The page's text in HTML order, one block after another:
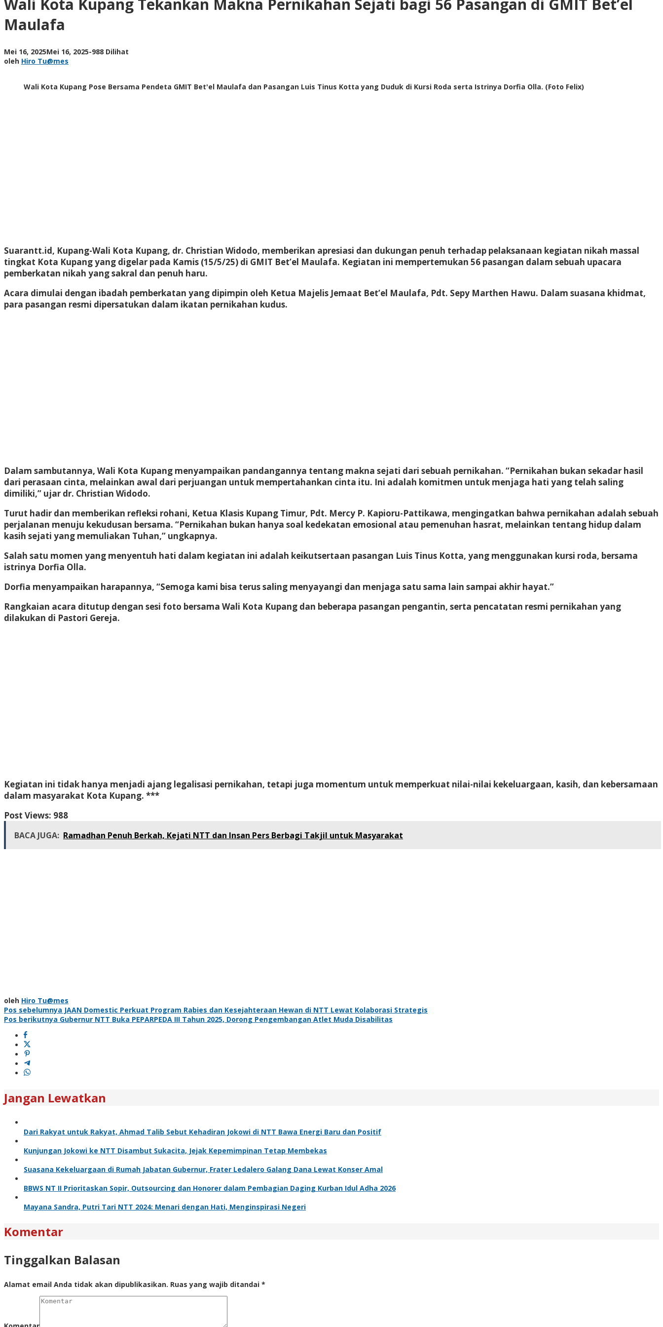
Makna
Pernikahan
Pasangan
Maulafa
Wali Kota Kupang Tekankan Makna Pernikahan Sejati bagi 56 Pasangan di GMIT Bet’el
Maulafa
Mei 16, 2025Mei 16, 2025oleh
-988 Dilihat
oleh Hiro Tu@mes
Wali Kota Kupang Pose Bersama Pendeta GMIT Bet'el Maulafa dan Pasangan Luis Tinus Kotta yang Duduk di Kursi Roda serta Istrinya Dorfia Olla. (Foto Felix)
Suarantt.id, Kupang-Wali Kota Kupang, dr. Christian Widodo, memberikan apresiasi dan dukungan penuh terhadap pelaksanaan kegiatan nikah massal
tingkat Kota Kupang yang digelar pada Kamis (15/5/25) di GMIT Bet’el Maulafa. Kegiatan ini mempertemukan 56 pasangan dalam sebuah upacara
pemberkatan nikah yang sakral dan penuh haru.
Acara dimulai dengan ibadah pemberkatan yang dipimpin oleh Ketua Majelis Jemaat Bet’el Maulafa, Pdt. Sepy Marthen Hawu. Dalam suasana khidmat,
para pasangan resmi dipersatukan dalam ikatan pernikahan kudus.
Dalam sambutannya, Wali Kota Kupang menyampaikan pandangannya tentang makna sejati dari sebuah pernikahan. “Pernikahan bukan sekadar hasil
dari perasaan cinta, melainkan awal dari perjuangan untuk mempertahankan cinta itu. Ini adalah komitmen untuk menjaga hati yang telah saling
dimiliki,” ujar dr. Christian Widodo.
Turut hadir dan memberikan refleksi rohani, Ketua Klasis Kupang Timur, Pdt. Mercy P. Kapioru-Pattikawa, mengingatkan bahwa pernikahan adalah sebuah
perjalanan menuju kekudusan bersama. “Pernikahan bukan hanya soal kedekatan emosional atau pemenuhan hasrat, melainkan tentang hidup dalam
kasih sejati yang memuliakan Tuhan,” ungkapnya.
Salah satu momen yang menyentuh hati dalam kegiatan ini adalah keikutsertaan pasangan Luis Tinus Kotta, yang menggunakan kursi roda, bersama
istrinya Dorfia Olla.
Dorfia menyampaikan harapannya, “Semoga kami bisa terus saling menyayangi dan menjaga satu sama lain sampai akhir hayat.”
Rangkaian acara ditutup dengan sesi foto bersama Wali Kota Kupang dan beberapa pasangan pengantin, serta pencatatan resmi pernikahan yang
dilakukan di Pastori Gereja.
Kegiatan ini tidak hanya menjadi ajang legalisasi pernikahan, tetapi juga momentum untuk memperkuat nilai-nilai kekeluargaan, kasih, dan kebersamaan
dalam masyarakat Kota Kupang. ***
Post Views: 988
BACA JUGA: Ramadhan Penuh Berkah, Kejati NTT dan Insan Pers Berbagi Takjil untuk Masyarakat
oleh Hiro Tu@mes
Navigasi
pos
Pos sebelumnya JAAN Domestic Perkuat Program Rabies dan Kesejahteraan Hewan di NTT Lewat Kolaborasi Strategis
Pos berikutnya Gubernur NTT Buka PEPARPEDA III Tahun 2025, Dorong Pengembangan Atlet Muda Disabilitas
Jangan Lewatkan
Dari Rakyat untuk Rakyat, Ahmad Talib Sebut Kehadiran Jokowi di NTT Bawa Energi Baru dan Positif
Kunjungan Jokowi ke NTT Disambut Sukacita, Jejak Kepemimpinan Tetap Membekas
Suasana Kekeluargaan di Rumah Jabatan Gubernur, Frater Ledalero Galang Dana Lewat Konser Amal
BBWS NT II Prioritaskan Sopir, Outsourcing dan Honorer dalam Pembagian Daging Kurban Idul Adha 2026
Mayana Sandra, Putri Tari NTT 2024: Menari dengan Hati, Menginspirasi Negeri
Komentar
Tinggalkan Balasan
Alamat email Anda tidak akan dipublikasikan. Ruas yang wajib ditandai *